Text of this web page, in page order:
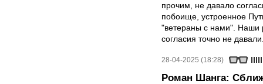
прочим, не давало
побоище, устроенное
"ветераны с нами". Наши
согласия точно не
28-04-2025 (18:28)
Роман Шанга: